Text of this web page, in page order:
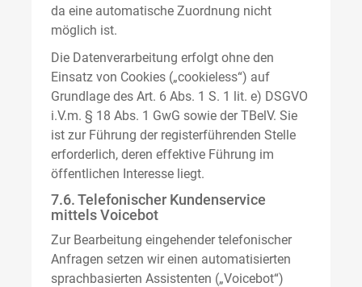
da eine automatische Zuordnung nicht
möglich ist.
Die Datenverarbeitung erfolgt ohne den
Einsatz von Cookies („cookieless“) auf
Grundlage des Art. 6 Abs. 1 S. 1 lit. e) DSGVO
i.V.m. § 18 Abs. 1 GwG sowie der TBelV. Sie
ist zur Führung der registerführenden Stelle
erforderlich, deren effektive Führung im
öffentlichen Interesse liegt.
7.6. Telefonischer Kundenservice
mittels Voicebot
Zur Bearbeitung eingehender telefonischer
Anfragen setzen wir einen automatisierten
sprachbasierten Assistenten („Voicebot“)